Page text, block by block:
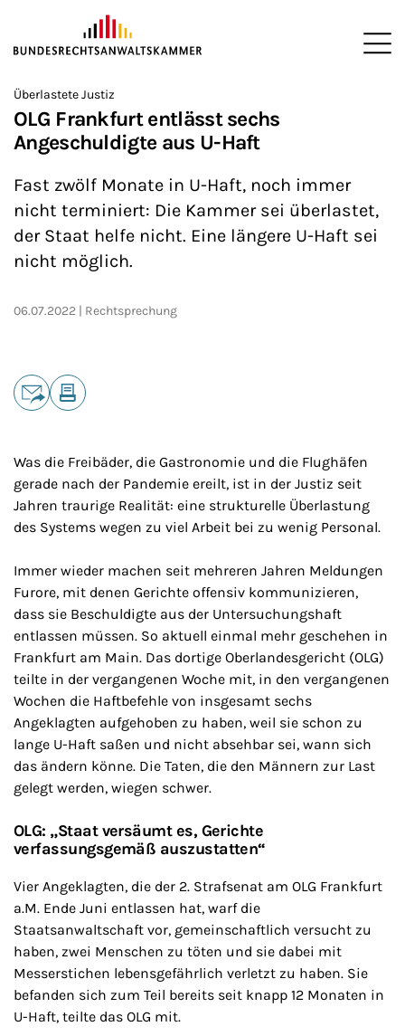
ZUM HAUPTINHALT SPRINGEN
Sie befinden sich hier:
>
Startseite
>
Newsroom
Überlastete Justiz
OLG Frankfurt entlässt sechs
Angeschuldigte aus U-Haft
Fast zwölf Monate in U-Haft, noch immer
nicht terminiert: Die Kammer sei überlastet,
der Staat helfe nicht. Eine längere U-Haft sei
nicht möglich.
06.07.2022 Rechtsprechung
Teilen
Was die Freibäder, die Gastronomie und die Flughäfen
gerade nach der Pandemie ereilt, ist in der Justiz seit
Jahren traurige Realität: eine strukturelle Überlastung
des Systems wegen zu viel Arbeit bei zu wenig Personal.
Immer wieder machen seit mehreren Jahren Meldungen
Furore, mit denen Gerichte offensiv kommunizieren,
dass sie Beschuldigte aus der Untersuchungshaft
entlassen müssen. So aktuell einmal mehr geschehen in
Frankfurt am Main. Das dortige Oberlandesgericht (OLG)
teilte in der vergangenen Woche mit, in den vergangenen
Wochen die Haftbefehle von insgesamt sechs
Angeklagten aufgehoben zu haben, weil sie schon zu
lange U-Haft saßen und nicht absehbar sei, wann sich
das ändern könne. Die Taten, die den Männern zur Last
gelegt werden, wiegen schwer.
OLG: „Staat versäumt es, Gerichte
verfassungsgemäß auszustatten“
Vier Angeklagten, die der 2. Strafsenat am OLG Frankfurt
a.M. Ende Juni entlassen hat, warf die
Staatsanwaltschaft vor, gemeinschaftlich versucht zu
haben, zwei Menschen zu töten und sie dabei mit
Messerstichen lebensgefährlich verletzt zu haben. Sie
befanden sich zum Teil bereits seit knapp 12 Monaten in
U-Haft, teilte das OLG mit.